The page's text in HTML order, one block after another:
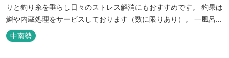
りと釣り糸を垂らし日々のストレス解消にもおすすめです。 釣果は
鱗や内蔵処理をサービスしております（数に限りあり）。 一風呂浴
びてさっぱりしてお帰りいただけます。 料金１名５５００円、弁当
５００円
中南勢